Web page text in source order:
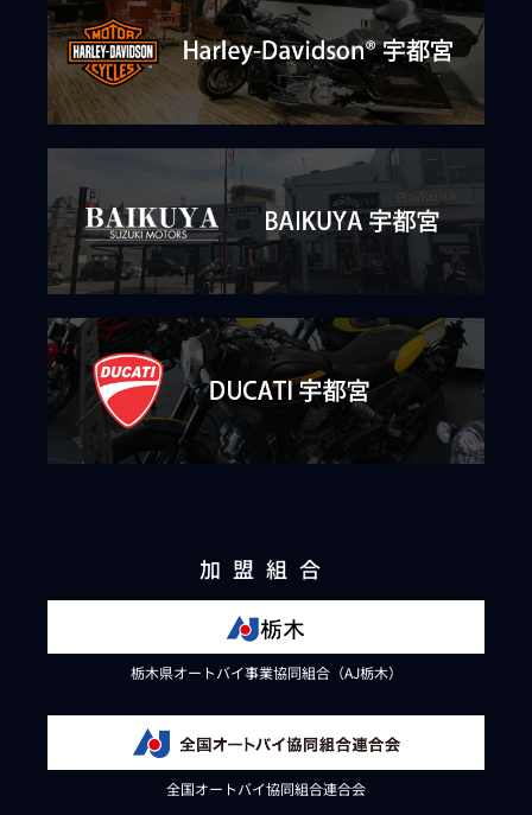
加盟組合
栃木県オートバイ事業協同組合（AJ栃木）
全国オートバイ協同組合連合会